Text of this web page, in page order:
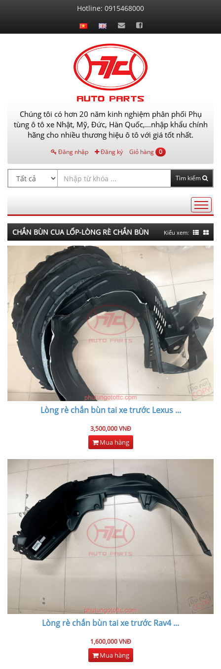
hệ
Hotline: 0915468000
Chúng tôi có hơn 20 năm kinh nghiệm phân phối Phụ
tùng ô tô xe Nhật, Mỹ, Đức, Hàn Quốc,...nhập khẩu chính
hãng cho nhiều thương hiệu ô tô với giá tốt nhất.
Đăng nhập Đăng ký Giỏ hàng 0
Tìm kiếm
AutoPart
CHẮN BÙN CUA LỐP-LÒNG RÈ CHẮN BÙN Kiểu xem:
Lòng rè chắn bùn tai xe trước Lexus...
3,500,000 VNĐ
Mua hàng
Lòng rè chắn bùn tai xe trước Rav4...
1,600,000 VNĐ
Mua hàng